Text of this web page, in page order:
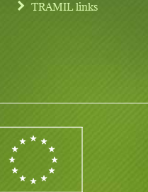
TRAMIL links